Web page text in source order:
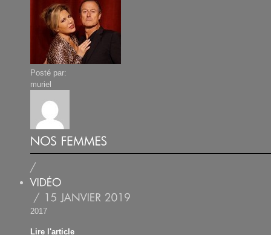
Posté par:
muriel
2017
Lire l'article